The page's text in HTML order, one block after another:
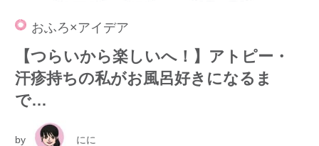
おふろ×アイデア
【つらいから楽しいへ！】アトピー・
汗疹持ちの私がお風呂好きになるま
で…
by にに